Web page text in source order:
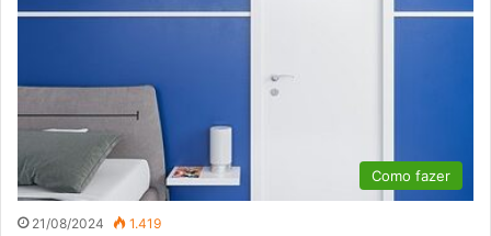
Como fazer
21/08/2024 1.419